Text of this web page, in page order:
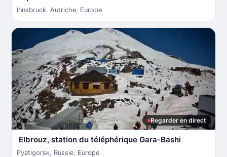
Innsbruck, Autriche, Europe
Regarder en direct
Elbrouz, station du téléphérique Gara-Bashi
Pyatigorsk, Russie, Europe